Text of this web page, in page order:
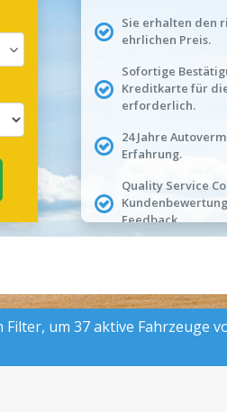
Sie erhalten den
ehrlichen Preis.
Sofortige
Kreditkarte für
erforderlich.
24 Jahre
Erfahrung.
Quality Service
Feedback.
um 37 aktive Fahrzeuge